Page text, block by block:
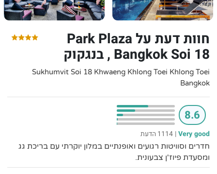
חוות דעת על Park Plaza
Bangkok Soi 18 , בנגקוק
Sukhumvit Soi 18 Khwaeng Khlong Toei Khlong Toei
Bangkok
8.6
Very good
| 1114 הדעת
חדרים וסוויטות רגועים ואופנתיים במלון יוקרתי עם בריכת גג
ומסעדת פיוז'ן צבעונית.